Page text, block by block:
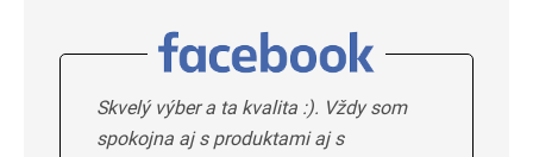
Skvelý výber a ta kvalita :). Vždy som
spokojna aj s produktami aj s